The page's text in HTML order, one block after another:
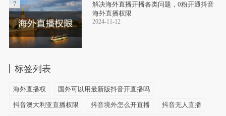
7
‌解决海外直播开播各类问题，0粉开通抖音
海外直播权限
2024-11-12
标签列表
海外直播权 国外可以用最新版抖音开直播吗
抖音澳大利亚直播权限 抖音境外怎么开直播 抖音无人直播